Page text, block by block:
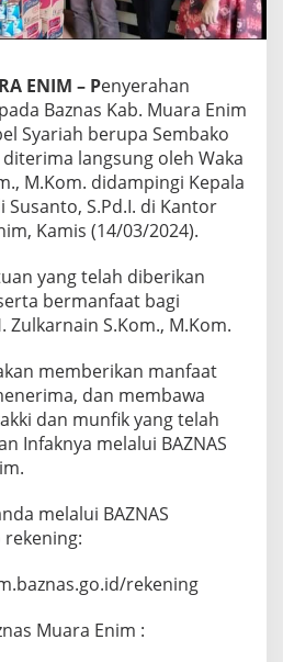
ENIM – Penyerahan
Baznas Kab. Muara Enim
Syariah berupa Sembako
langsung oleh Waka
M.Kom. didampingi Kepala
Susanto, S.Pd.I. di Kantor
Kamis (14/03/2024).
yang telah diberikan
bermanfaat bagi
Zulkarnain S.Kom., M.Kom.
memberikan manfaat
dan membawa
dan munfik yang telah
Infaknya melalui BAZNAS
melalui BAZNAS
rekening:
rekening
Muara Enim :